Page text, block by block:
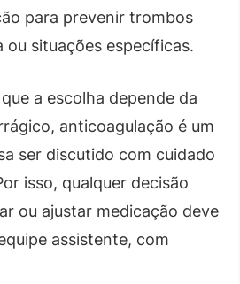
para prevenir trombos
situações específicas.
a escolha depende da
anticoagulação é um
ser discutido com cuidado
isso, qualquer decisão
ou ajustar medicação deve
assistente, com